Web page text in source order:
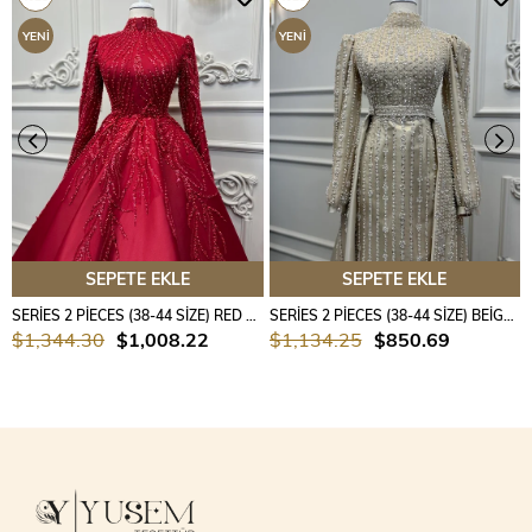
SEPETE EKLE
$1,008.22
$1,344.30
YENI
ÜRÜN
SEPETE EKLE
$850.69
$1,134.25
YENI